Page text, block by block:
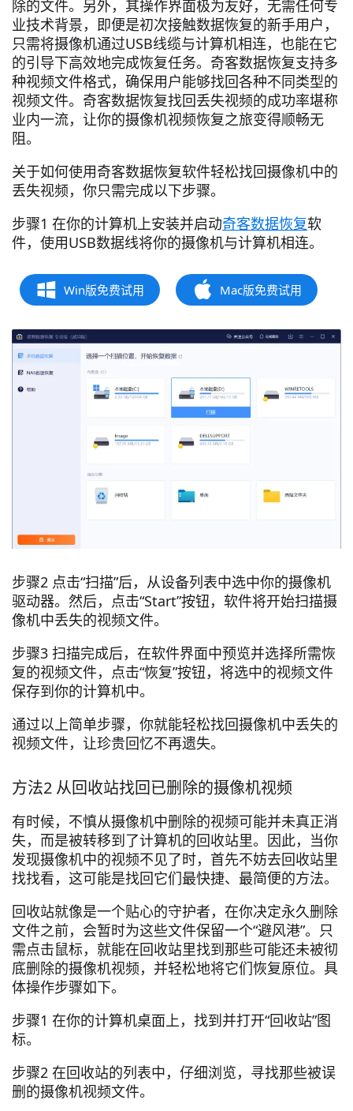
除的文件。另外，其操作界面极为友好，无需任何专
业技术背景，即便是初次接触数据恢复的新手用户，
只需将摄像机通过USB线缆与计算机相连，也能在它
的引导下高效地完成恢复任务。奇客数据恢复支持多
种视频文件格式，确保用户能够找回各种不同类型的
视频文件。奇客数据恢复找回丢失视频的成功率堪称
业内一流，让你的摄像机视频恢复之旅变得顺畅无
阻。
关于如何使用奇客数据恢复软件轻松找回摄像机中的
丢失视频，你只需完成以下步骤。
步骤1 在你的计算机上安装并启动奇客数据恢复软
件，使用USB数据线将你的摄像机与计算机相连。
Win版免费试用 Mac版免费试用
步骤2 点击“扫描”后，从设备列表中选中你的摄像机
驱动器。然后，点击“Start”按钮，软件将开始扫描摄
像机中丢失的视频文件。
步骤3 扫描完成后，在软件界面中预览并选择所需恢
复的视频文件，点击“恢复”按钮，将选中的视频文件
保存到你的计算机中。
通过以上简单步骤，你就能轻松找回摄像机中丢失的
视频文件，让珍贵回忆不再遗失。
方法2 从回收站找回已删除的摄像机视频
有时候，不慎从摄像机中删除的视频可能并未真正消
失，而是被转移到了计算机的回收站里。因此，当你
发现摄像机中的视频不见了时，首先不妨去回收站里
找找看，这可能是找回它们最快捷、最简便的方法。
回收站就像是一个贴心的守护者，在你决定永久删除
文件之前，会暂时为这些文件保留一个“避风港”。只
需点击鼠标，就能在回收站里找到那些可能还未被彻
底删除的摄像机视频，并轻松地将它们恢复原位。具
体操作步骤如下。
步骤1 在你的计算机桌面上，找到并打开“回收站”图
标。
步骤2 在回收站的列表中，仔细浏览，寻找那些被误
删的摄像机视频文件。